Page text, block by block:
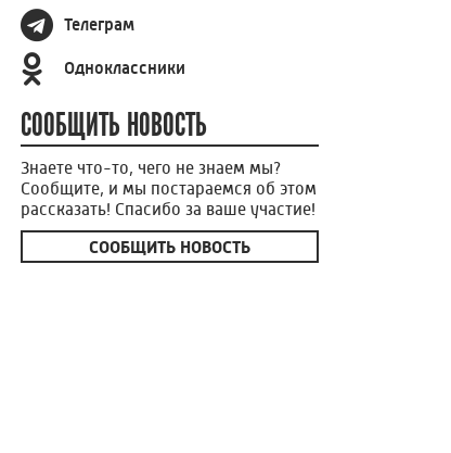
Телеграм
Одноклассники
СООБЩИТЬ НОВОСТЬ
Знаете что-то, чего не знаем мы?
Сообщите, и мы постараемся об этом
рассказать! Спасибо за ваше участие!
СООБЩИТЬ НОВОСТЬ